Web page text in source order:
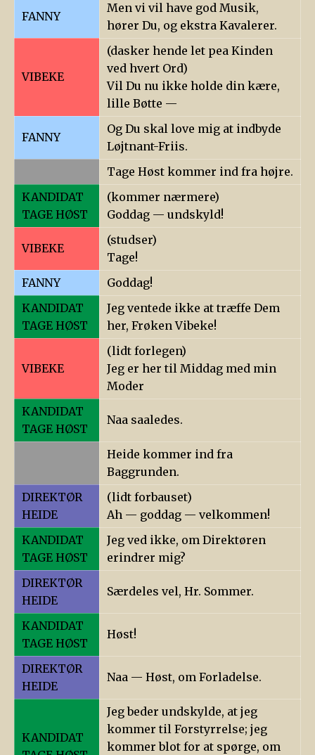
FANNY
Men vi vil have god Musik,
hører Du, og ekstra Kavalerer.
VIBEKE
(dasker hende let pea Kinden
ved hvert Ord)
Vil Du nu ikke holde din kære,
lille Bøtte —
FANNY
Og Du skal love mig at indbyde
Løjtnant-Friis.
Tage Høst kommer ind fra højre.
KANDIDAT
TAGE HØST
(kommer nærmere)
Goddag — undskyld!
VIBEKE
(studser)
Tage!
FANNY
Goddag!
KANDIDAT
TAGE HØST
Jeg ventede ikke at træffe Dem
her, Frøken Vibeke!
VIBEKE
(lidt forlegen)
Jeg er her til Middag med min
Moder
KANDIDAT
TAGE HØST
Naa saaledes.
Heide kommer ind fra
Baggrunden.
DIREKTØR
HEIDE
(lidt forbauset)
Ah — goddag — velkommen!
KANDIDAT
TAGE HØST
Jeg ved ikke, om Direktøren
erindrer mig?
DIREKTØR
HEIDE
Særdeles vel, Hr. Sommer.
KANDIDAT
TAGE HØST
Høst!
DIREKTØR
HEIDE
Naa — Høst, om Forladelse.
KANDIDAT
Jeg beder undskylde, at jeg
kommer til Forstyrrelse; jeg
kommer blot for at spørge, om